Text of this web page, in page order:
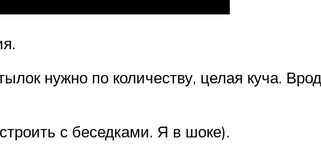
нужно по количеству, целая куча.
с беседками. Я в шоке).